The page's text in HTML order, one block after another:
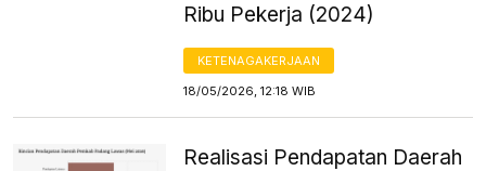
Ribu Pekerja (2024)
KETENAGAKERJAAN
18/05/2026, 12:18 WIB
Realisasi Pendapatan Daerah